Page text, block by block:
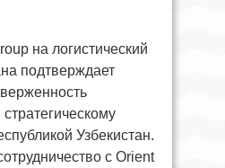
на логистический
подтверждает
Узбекистан.
с Orient